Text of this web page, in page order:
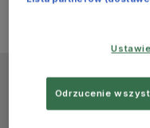
Odrzucenie